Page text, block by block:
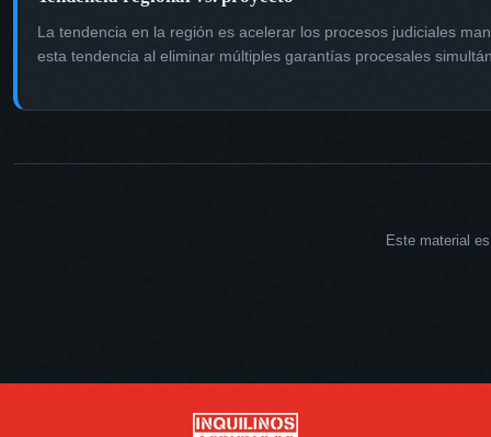
La tendencia en la región es acelerar los procesos judiciales
esta tendencia al eliminar múltiples garantías procesales
Este material